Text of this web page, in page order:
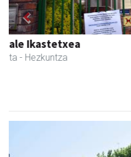
Urnietako AEK
Urnieta - Euskaltegiak
Previous